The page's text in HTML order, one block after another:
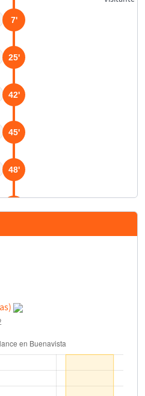
7'
25'
42'
45'
48'